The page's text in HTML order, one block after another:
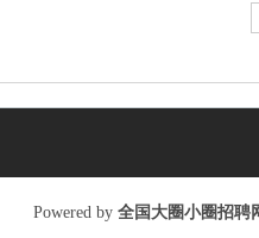
Poweredby 全国大圈小圈招聘